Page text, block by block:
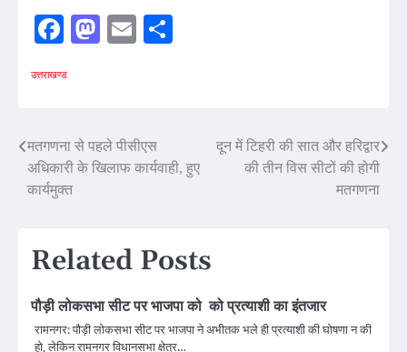
Facebook
Mastodon
Email
उत्तराखण्ड
Post
navigation
मतगणना से पहले पीसीएस
अधिकारी के खिलाफ कार्यवाही, हुए
कार्यमुक्त
दून में टिहरी की सात और हरिद्वार
की तीन विस सीटों की होगी
मतगणना
Related Posts
पौड़ी लोकसभा सीट पर भाजपा को को प्रत्याशी का इंतजार
रामनगर: पौड़ी लोकसभा सीट पर भाजपा ने अभीतक भले ही प्रत्याशी की घोषणा न की
हो, लेकिन रामनगर विधानसभा क्षेत्र…